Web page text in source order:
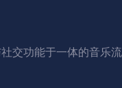
交功能于一体的音乐流